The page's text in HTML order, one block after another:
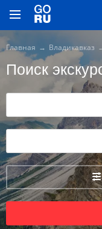
Главная Владикавказ
Поиск